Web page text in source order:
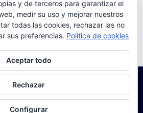
de Torrent
Ago 6, 2026
y de terceros para garantizar el
medir su uso y mejorar nuestros
todas las cookies, rechazar las no
sus preferencias. Política de cookies
Aceptar todo
Rechazar
Configurar
incluido cómo gestionar las cookies,